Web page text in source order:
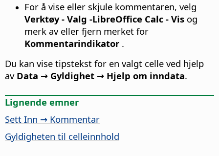
For å vise eller skjule kommentaren, velg
Verktøy - Valg -LibreOffice Calc - Vis og
merk av eller fjern merket for
Kommentarindikator .
Du kan vise tipstekst for en valgt celle ved hjelp
av Data → Gyldighet → Hjelp om inndata.
Lignende emner
Sett Inn → Kommentar
Gyldigheten til celleinnhold